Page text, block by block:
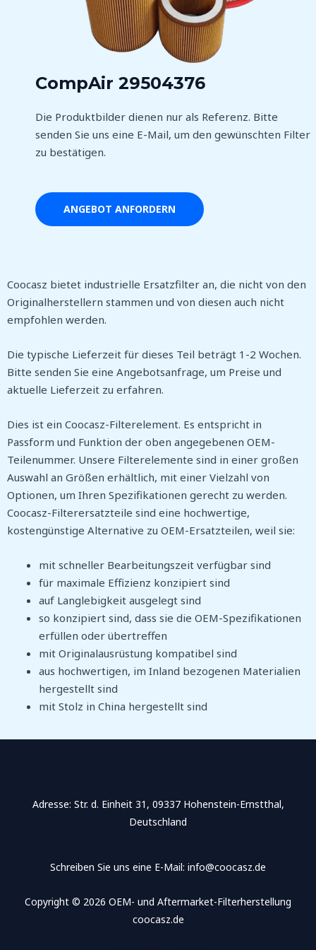
CompAir 29504376
Die Produktbilder dienen nur als Referenz. Bitte
senden Sie uns eine E-Mail, um den gewünschten Filter
zu bestätigen.
ANGEBOT ANFORDERN
Coocasz bietet industrielle Ersatzfilter an, die nicht von den
Originalherstellern stammen und von diesen auch nicht
empfohlen werden.
Die typische Lieferzeit für dieses Teil beträgt 1-2 Wochen.
Bitte senden Sie eine Angebotsanfrage, um Preise und
aktuelle Lieferzeit zu erfahren.
Dies ist ein Coocasz-Filterelement. Es entspricht in
Passform und Funktion der oben angegebenen OEM-
Teilenummer. Unsere Filterelemente sind in einer großen
Auswahl an Größen erhältlich, mit einer Vielzahl von
Optionen, um Ihren Spezifikationen gerecht zu werden.
Coocasz-Filterersatzteile sind eine hochwertige,
kostengünstige Alternative zu OEM-Ersatzteilen, weil sie:
mit schneller Bearbeitungszeit verfügbar sind
für maximale Effizienz konzipiert sind
auf Langlebigkeit ausgelegt sind
so konzipiert sind, dass sie die OEM-Spezifikationen
erfüllen oder übertreffen
mit Originalausrüstung kompatibel sind
aus hochwertigen, im Inland bezogenen Materialien
hergestellt sind
mit Stolz in China hergestellt sind
Adresse​: Str. d. Einheit 31, 09337 Hohenstein-Ernstthal,
Deutschland
Schreiben Sie uns eine E-Mail: info@coocasz.de
Copyright © 2026 OEM- und Aftermarket-Filterherstellung
coocasz.de